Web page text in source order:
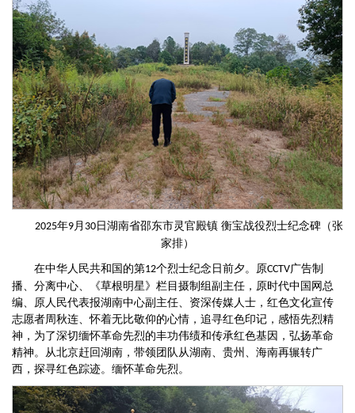
2025年9月 30日湖南省邵东市灵官殿镇 衡宝战役烈士纪念碑（张
家排）
在中华人民共和国的第12个烈士纪念日前夕。原CCTV广告制
播、分离中心、《草根明星》栏目摄制组副主任，原时代中国网总
编、原人民代表报湖南中心副主任、资深传媒人士，红色文化宣传
志愿者周秋连、怀着无比敬仰的心情，追寻红色印记，感悟先烈精
神，为了深切缅怀革命先烈的丰功伟绩和传承红色基因，弘扬革命
精神。从北京赶回湖南，带领团队 从湖南、贵州、海南再辗转广
西，探寻红色踪迹。 缅怀革命先烈。